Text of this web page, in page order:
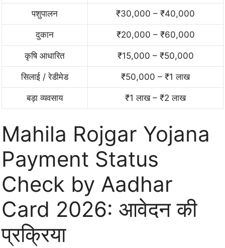
पशुपालन ₹30,000 – ₹40,000
दुकान ₹20,000 – ₹60,000
कृषि आधारित ₹15,000 – ₹50,000
सिलाई / रेडीमेड ₹50,000 – ₹1 लाख
बड़ा व्यवसाय ₹1 लाख – ₹2 लाख
Mahila Rojgar Yojana
Payment Status
Check by Aadhar
Card 2026: आवेदन की
प्रक्रिया